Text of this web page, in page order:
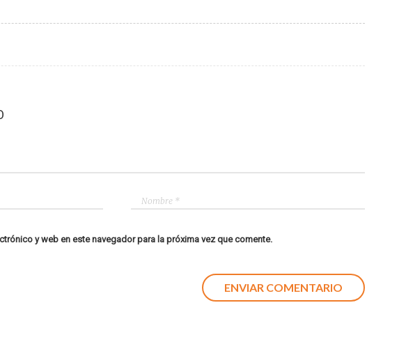
y web en este navegador para la próxima vez que comente.